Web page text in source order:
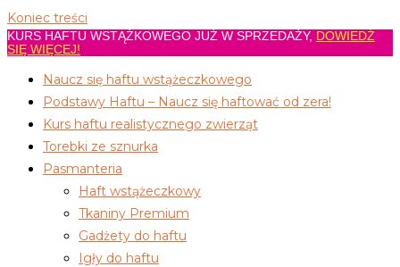
Koniec treści
KURS HAFTU WSTĄŻKOWEGO JUŻ W SPRZEDAŻY, DOWIEDŹ
SIĘ WIĘCEJ!
Naucz się haftu wstążeczkowego
Podstawy Haftu – Naucz się haftować od zera!
Kurs haftu realistycznego zwierząt
Torebki ze sznurka
Pasmanteria
Haft wstążeczkowy
Tkaniny Premium
Gadżety do haftu
Igły do haftu